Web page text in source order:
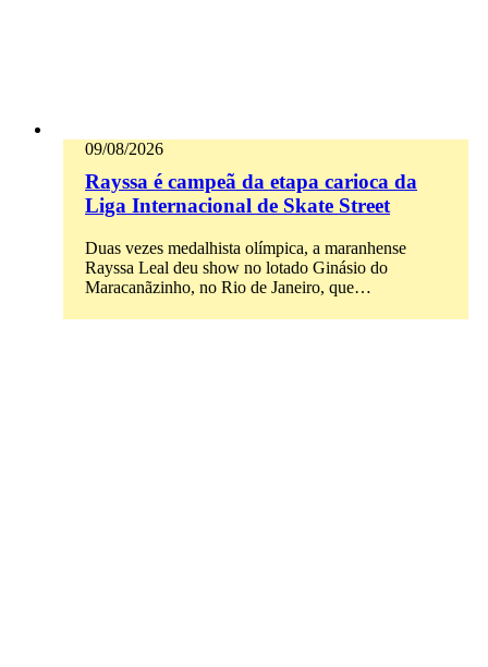
09/08/2026
Rayssa é campeã da etapa carioca da
Liga Internacional de Skate Street
Duas vezes medalhista olímpica, a maranhense
Rayssa Leal deu show no lotado Ginásio do
Maracanãzinho, no Rio de Janeiro, que…